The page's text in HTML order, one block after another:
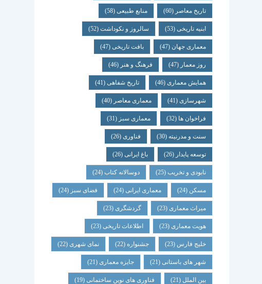
تاریخ معاصر (60) منابع طبیعی(58)
ابنیه تاریخی(53) سالروز و نکوداشت(52)
معماری جهان (47) بافت تاریخی(47)
روز معمار (47) فرهنگ و هنر (46)
همایش معماری(46) تاریخ شفاهی(41)
شهرسازی(41) معماری معاصر (40)
فراخوان ها (32) معماری سبز (31)
سنت و مدرنیته (30) فناوری(26)
توسعه پایدار (26) باغ ایرانی(26)
نابودی و تخریب(25) دوسالانه کتاب(24)
مسکن (24) معماری ایرانی(24) فضای سبز (24)
میراث معماری(23) گردشگری(23)
هویت معماری(23) اطلاعات تاریخی(23)
خلیج فارس (23) جشنواره (22) نمای شهری(22)
شهر های باستانی(21) جایزه معماری(21)
بین الملل (21) فناوری های نوین ساختمانی(19)